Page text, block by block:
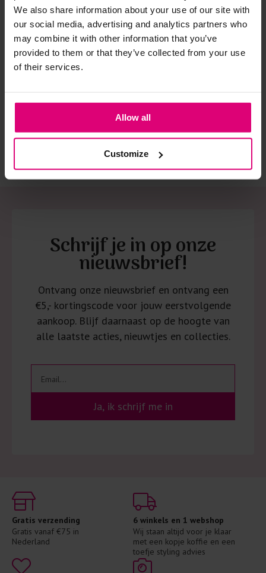
We also share information about your use of our site with
our social media, advertising and analytics partners who
may combine it with other information that you’ve
provided to them or that they’ve collected from your use
of their services.
Allow all
Customize
spijkerbroeken is elastine (stretch) verwerkt en mogen dus
niet gestreken worden en/of in de droogtrommel.
Twijfels? Wij staan klaar voor advies op maat.
Fuchs Schmitt
Trench
Rino & Pelle
€ 119,95
Schrijf je in op onze
nieuwsbrief!
Ontvang onze nieuwsbrief en ontvang een
€5,- kortingscode voor jouw eerstvolgende
aankoop. Blijf daarnaast op de hoogte van
alle laatste acties, nieuwtjes en collecties.
Ja, ik schrijf me in
Gratis verzending
Gratis vanaf €75 in
Nederland
6 winkels en 1 webshop
Wij staan altijd voor je klaar
met een kopje koffie en een
toefje styling advies